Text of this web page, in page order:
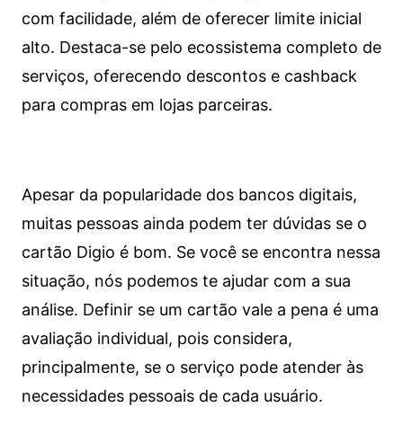
com facilidade, além de oferecer limite inicial
alto. Destaca-se pelo ecossistema completo de
serviços, oferecendo descontos e cashback
para compras em lojas parceiras.
Apesar da popularidade dos bancos digitais,
muitas pessoas ainda podem ter dúvidas se o
cartão Digio é bom. Se você se encontra nessa
situação, nós podemos te ajudar com a sua
análise. Definir se um cartão vale a pena é uma
avaliação individual, pois considera,
principalmente, se o serviço pode atender às
necessidades pessoais de cada usuário.